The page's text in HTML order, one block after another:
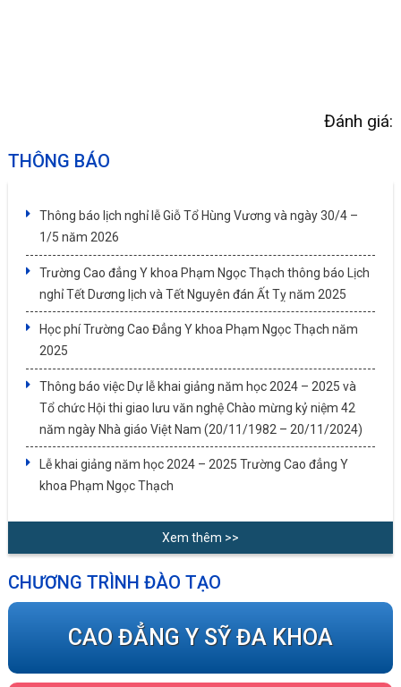
Đánh giá:
THÔNG BÁO
Thông báo lịch nghỉ lễ Giỗ Tổ Hùng Vương và ngày 30/4 –
1/5 năm 2026
Trường Cao đẳng Y khoa Phạm Ngọc Thạch thông báo Lịch
nghỉ Tết Dương lịch và Tết Nguyên đán Ất Tỵ năm 2025
Học phí Trường Cao Đẳng Y khoa Phạm Ngọc Thạch năm
2025
Thông báo việc Dự lễ khai giảng năm học 2024 – 2025 và
Tổ chức Hội thi giao lưu văn nghệ Chào mừng kỷ niệm 42
năm ngày Nhà giáo Việt Nam (20/11/1982 – 20/11/2024)
Lễ khai giảng năm học 2024 – 2025 Trường Cao đẳng Y
khoa Phạm Ngọc Thạch
Xem thêm >>
CHƯƠNG TRÌNH ĐÀO TẠO
CAO ĐẲNG Y SỸ ĐA KHOA